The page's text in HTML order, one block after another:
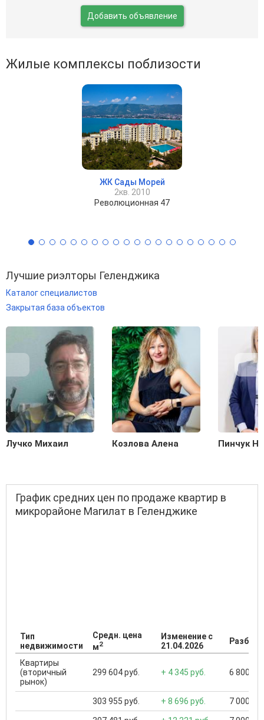
Добавить объявление
Жилые комплексы поблизости
ЖК Сады Морей
2кв. 2010
Революционная 47
Лучшие риэлторы Геленджика
Каталог специалистов
Закрытая база объектов
Лучко Михаил Козлова Алена Пинчук
График средних цен по продаже квартир в
микрорайоне Магилат в Геленджике
Тип
недвижимости
Средн. цена
м2
Изменение с
21.04.2026
Квартиры
(вторичный
рынок)
299 604 руб. + 4 345 руб. 6 800
303 955 руб. + 8 696 руб. 7 000